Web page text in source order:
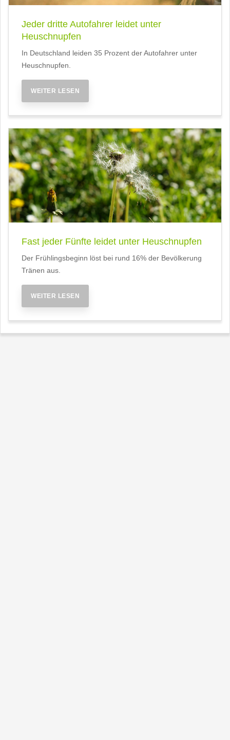
Jeder dritte Autofahrer leidet unter
Heuschnupfen
In Deutschland leiden 35 Prozent der Autofahrer unter
Heuschnupfen.
WEITER LESEN
Fast jeder Fünfte leidet unter Heuschnupfen
Der Frühlingsbeginn löst bei rund 16% der Bevölkerung
Tränen aus.
WEITER LESEN